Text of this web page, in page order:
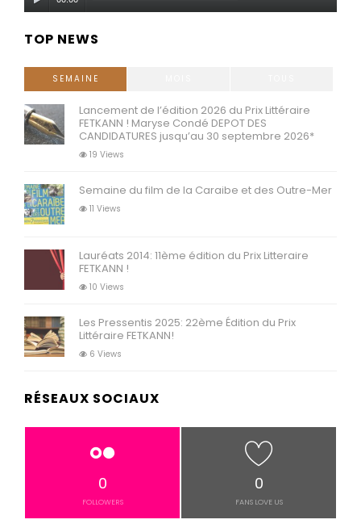
TOP NEWS
SEMAINE
Lancement de l’édition 2026 du Prix Littéraire
FETKANN ! Maryse Condé DEPOT DES
CANDIDATURES jusqu’au 30 septembre 2026*
19 Views
Semaine du film de la Caraibe et des Outre-Mer
11 Views
Lauréats 2014: 11ème édition du Prix Litteraire
FETKANN !
10 Views
Les Pressentis 2025: 22ème Édition du Prix
Littéraire FETKANN!
6 Views
RÉSEAUX SOCIAUX
0
FOLLOWERS
0
FANS LOVE US